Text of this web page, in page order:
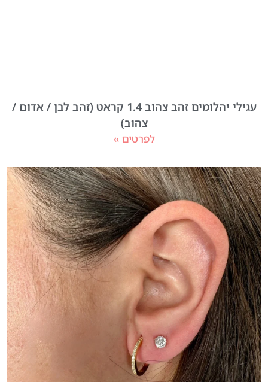
עגילי יהלומים זהב צהוב 1.4 קראט (זהב לבן / אדום /
צהוב)
לפרטים »